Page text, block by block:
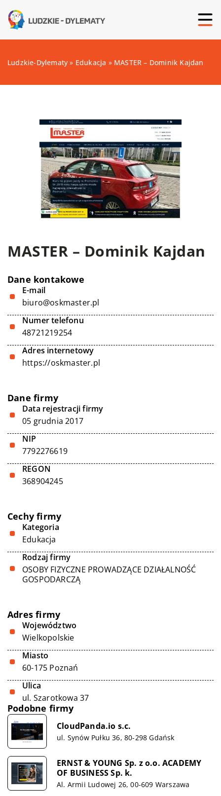
Ludzkie-Dylematy » Edukacja » MASTER – Dominik Kajdan
MASTER – Dominik Kajdan
Dane kontakowe
E-mail
biuro@oskmaster.pl
Numer telefonu
48721219254
Adres internetowy
https://oskmaster.pl
Dane firmy
Data rejestracji firmy
05 grudnia 2017
NIP
7792276619
REGON
368904245
Cechy firmy
Kategoria
Edukacja
Rodzaj firmy
OSOBY FIZYCZNE PROWADZĄCE DZIAŁALNOŚĆ
GOSPODARCZĄ
Adres firmy
Województwo
Wielkopolskie
Miasto
60-175 Poznań
Ulica
ul. Szarotkowa 37
Podobne firmy
CloudPanda.io s.c.
ul. Synów Pułku 36, 80-298 Gdańsk
ERNST & YOUNG Sp. z o.o. ACADEMY
OF BUSINESS Sp. k.
Al. Armii Ludowej 26, 00-609 Warszawa